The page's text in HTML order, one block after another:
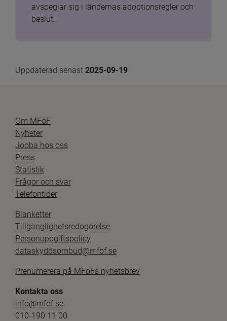
avspeglar sig i ländernas adoptionsregler och
beslut.
Uppdaterad senast 2025-09-19
Om MFoF
Nyheter
Jobba hos oss
Press
Statistik
Frågor och svar
Telefontider
Blanketter
Tillgänglighetsredogörelse
Personuppgiftspolicy
dataskyddsombud@mfof.se
Prenumerera på MFoFs nyhetsbrev
Kontakta oss
info@mfof.se
010-190 11 00